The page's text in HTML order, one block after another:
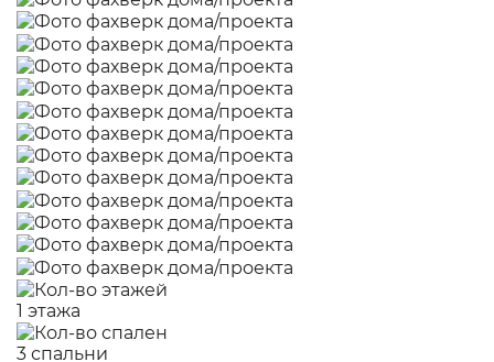
1 этажа
3 спальни